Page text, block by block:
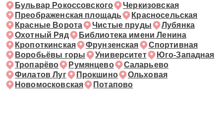
Бульвар Рокоссовского
Черкизовская
Преображенская площадь
Красносельская
Красные Ворота
Чистые пруды
Лубянка
Охотный Ряд
Библиотека имени Ленина
Кропоткинская
Фрунзенская
Спортивная
Воробьёвы горы
Университет
Юго-Западная
Тропарёво
Румянцево
Саларьево
Филатов Луг
Прокшино
Ольховая
Новомосковская
Потапово